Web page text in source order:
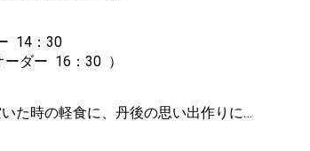
14：30
ーダー 16：30 ）
た時の軽食に、丹後の思い出作りに…